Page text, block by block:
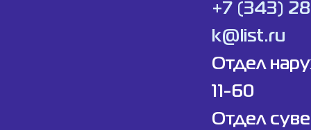
+7 (343)
k@list.ru
Отдел
11-60
Отдел